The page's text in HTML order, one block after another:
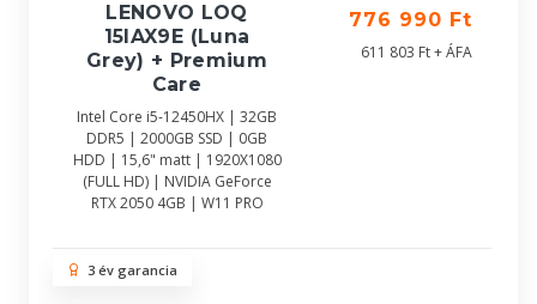
LENOVO LOQ
15IAX9E (Luna
Grey) + Premium
Care
Intel Core i5-12450HX | 32GB
DDR5 | 2000GB SSD | 0GB
HDD | 15,6" matt | 1920X1080
(FULL HD) | NVIDIA GeForce
RTX 2050 4GB | W11 PRO
776 990 Ft
611 803 Ft + ÁFA
3 év garancia